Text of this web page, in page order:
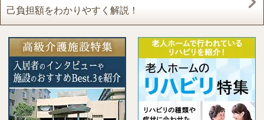
己負担額をわかりやすく解説！